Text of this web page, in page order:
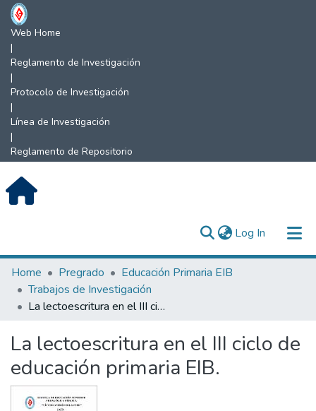
Web Home
|
Reglamento de Investigación
|
Protocolo de Investigación
|
Línea de Investigación
|
Reglamento de Repositorio
Log In (current)
Communities & Collections
All of DSpace
Home Pregrado
Educación Primaria EIB
Trabajos de Investigación
La lectoescritura en el III ciclo de educación primaria EIB.
La lectoescritura en el III ciclo de
educación primaria EIB.